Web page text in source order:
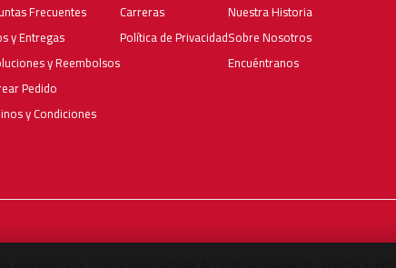
Frecuentes
y Entregas
y Reembolsos
Pedido
y Condiciones
Carreras
Política de Privacidad
Nuestra Historia
Sobre Nosotros
Encuéntranos